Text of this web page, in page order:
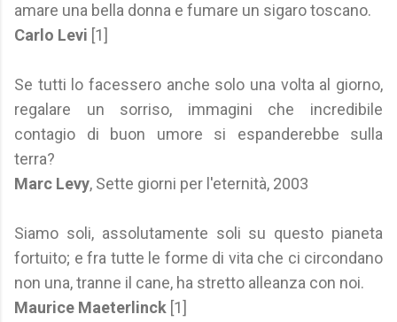
amare una bella donna e fumare un sigaro toscano.
Carlo Levi [1]
Se tutti lo facessero anche solo una volta al giorno,
regalare un sorriso, immagini che incredibile
contagio di buon umore si espanderebbe sulla
terra?
Marc Levy, Sette giorni per l'eternità, 2003
Siamo soli, assolutamente soli su questo pianeta
fortuito; e fra tutte le forme di vita che ci circondano
non una, tranne il cane, ha stretto alleanza con noi.
Maurice Maeterlinck [1]